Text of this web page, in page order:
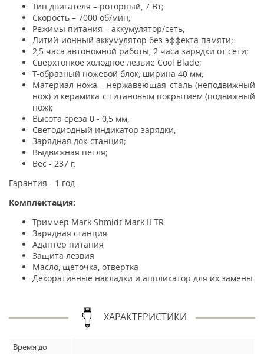
Тип двигателя – роторный, 7 Вт;
Скорость – 7000 об/мин;
Режимы питания – аккумулятор/сеть;
Литий-ионный аккумулятор без эффекта памяти;
2,5 часа автономной работы, 2 часа зарядки от сети;
Сверхтонкое холодное лезвие Cool Blade;
Т-образный ножевой блок, ширина 40 мм;
Материал ножа - нержавеющая сталь (неподвижный
нож) и керамика с титановым покрытием (подвижный
нож);
Высота среза 0 - 0,5 мм;
Светодиодный индикатор зарядки;
Зарядная док-станция;
Выдвижная петля;
Вес - 237 г.
Гарантия - 1 год.
Комплектация:
Триммер Mark Shmidt Mark II TR
Зарядная станция
Адаптер питания
Защита лезвия
Масло, щеточка, отвертка
Декоративные накладки и аппликатор для их замены
ХАРАКТЕРИСТИКИ
Время до